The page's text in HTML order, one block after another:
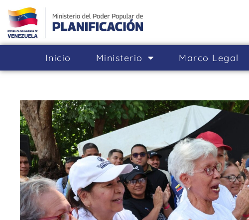
Inicio Ministerio Marco Legal